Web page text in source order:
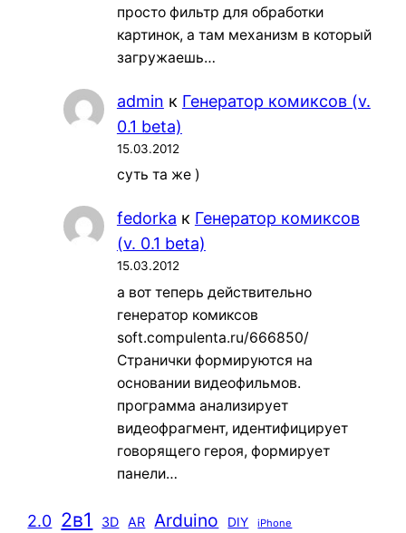
просто фильтр для обработки
картинок, а там механизм в который
загружаешь…
admin к Генератор комиксов (v.
0.1 beta)
15.03.2012
суть та же )
fedorka к Генератор комиксов
(v. 0.1 beta)
15.03.2012
а вот теперь действительно
генератор комиксов
soft.compulenta.ru/666850/
Странички формируются на
основании видеофильмов.
программа анализирует
видеофрагмент, идентифицирует
говорящего героя, формирует
панели…
2.0 2в1 3D AR Arduino DIY iPhone